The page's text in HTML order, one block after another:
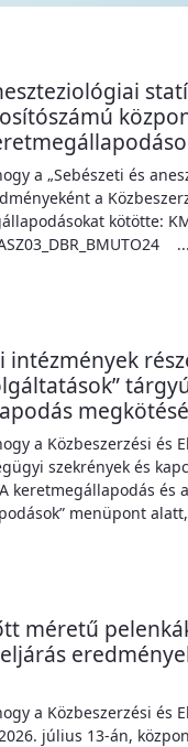
a „Sebészeti és
a
kötötte:
...
intézmények
a Közbeszerzési és
szekrények és
keretmegállapodás és
menüpont
méretű
a Közbeszerzési és
július 13-án,